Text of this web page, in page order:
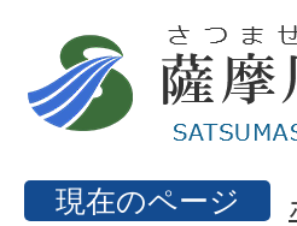
現在のページ